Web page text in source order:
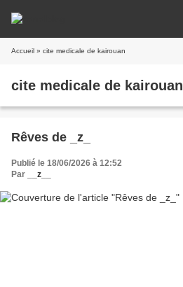
Accueil » cite medicale de kairouan
cite medicale de kairouan
Rêves de _z_
Publié le 18/06/2026 à 12:52
Par
__z__